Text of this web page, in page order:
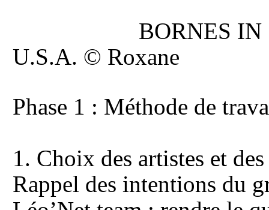
BORNES IN
U.S.A. © Roxane
Phase 1 : Méthode de
1. Choix des artistes et
Rappel des intentions du